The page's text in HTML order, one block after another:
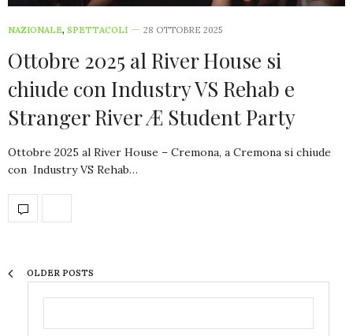
NAZIONALE, SPETTACOLI 28 OTTOBRE 2025
Ottobre 2025 al River House si
chiude con Industry VS Rehab e
Stranger River Æ Student Party
Ottobre 2025 al River House – Cremona, a Cremona si chiude
con Industry VS Rehab…
OLDER POSTS